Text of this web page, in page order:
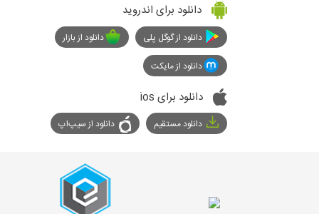
دانلود برای اندروید
دانلود از گوگل پلی
دانلود از بازار
دانلود از مایکت
دانلود برای ios
دانلود مستقیم دانلود از سیپ‌اپ